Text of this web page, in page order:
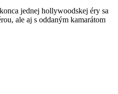
jednej hollywoodskej éry sa
ale aj s oddaným kamarátom